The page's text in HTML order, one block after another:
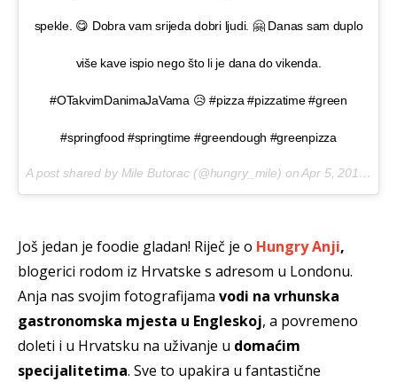
spekle. 😋 Dobra vam srijeda dobri ljudi. 🤗 Danas sam duplo
više kave ispio nego što li je dana do vikenda.
#OTakvimDanimaJaVama 😥 #pizza #pizzatime #green
#springfood #springtime #greendough #greenpizza
A post shared by Mile Butorac (@hungry_mile) onApr 5, 2017 at 6:31am PDT
Još jedan je foodie gladan! Riječ je o Hungry Anji,
blogerici rodom iz Hrvatske s adresom u Londonu.
Anja nas svojim fotografijama vodi na vrhunska
gastronomska mjesta u Engleskoj, a povremeno
doleti i u Hrvatsku na uživanje u domaćim
specijalitetima. Sve to upakira u fantastične